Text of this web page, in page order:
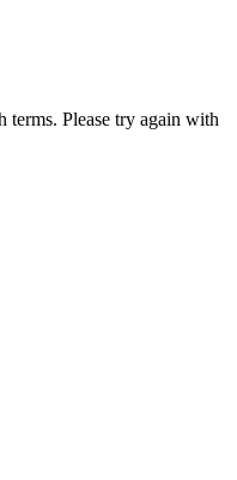
terms. Please try again with